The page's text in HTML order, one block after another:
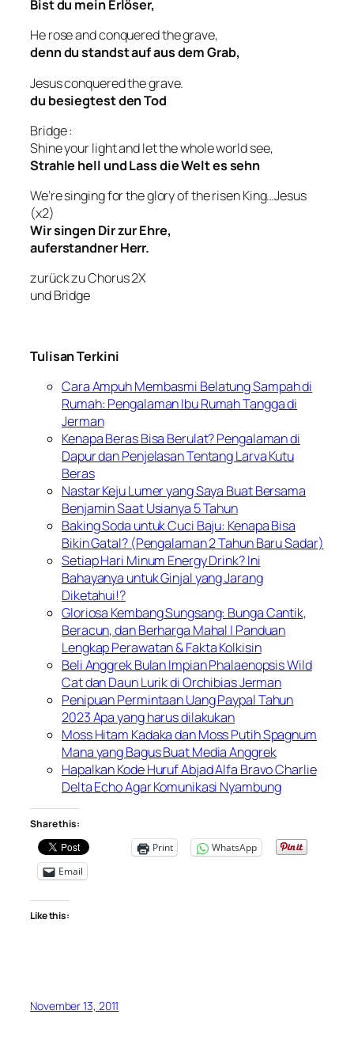
Bist du mein Erlöser,
He rose and conquered the grave,
denn du standst auf aus dem Grab,
Jesus conquered the grave.
du besiegtest den Tod
Bridge :
Shine your light and let the whole world see,
Strahle hell und Lass die Welt es sehn
We’re singing for the glory of the risen King…Jesus
(x2)
Wir singen Dir zur Ehre,
auferstandner Herr.
zurück zu Chorus 2X
und Bridge
Tulisan Terkini
Cara Ampuh Membasmi Belatung Sampah di
Rumah: Pengalaman Ibu Rumah Tangga di
Jerman
Kenapa Beras Bisa Berulat? Pengalaman di
Dapur dan Penjelasan Tentang Larva Kutu
Beras
Nastar Keju Lumer yang Saya Buat Bersama
Benjamin Saat Usianya 5 Tahun
Baking Soda untuk Cuci Baju: Kenapa Bisa
Bikin Gatal? (Pengalaman 2 Tahun Baru Sadar)
Setiap Hari Minum Energy Drink? Ini
Bahayanya untuk Ginjal yang Jarang
Diketahui!?
Gloriosa Kembang Sungsang: Bunga Cantik,
Beracun, dan Berharga Mahal | Panduan
Lengkap Perawatan & Fakta Kolkisin
Beli Anggrek Bulan Impian Phalaenopsis Wild
Cat dan Daun Lurik di Orchibias Jerman
Penipuan Permintaan Uang Paypal Tahun
2023 Apa yang harus dilakukan
Moss Hitam Kadaka dan Moss Putih Spagnum
Mana yang Bagus Buat Media Anggrek
Hapalkan Kode Huruf Abjad Alfa Bravo Charlie
Delta Echo Agar Komunikasi Nyambung
Share this:
Print
WhatsApp
Email
Like this:
November 13, 2011